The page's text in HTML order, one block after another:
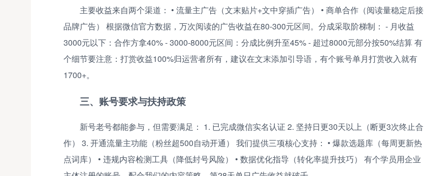
主要收益来自两个渠道： • 流量主广告（文末贴片+文中穿插广告） • 商单合作（阅读量稳定后接
品牌广告） 根据微信官方数据，万次阅读的广告收益在80-300元区间。分成采取阶梯制： - 月收益
3000元以下：合作方拿40% - 3000-8000元区间：分成比例升至45% - 超过8000元部分按50%结算 有
个细节要注意：打赏收益100%归运营者所有，建议在文末添加引导语，有个账号单月打赏收入就有
1700+。
三、账号要求与扶持政策
新号老号都能参与，但需要满足： 1. 已完成微信实名认证 2. 坚持日更30天以上（断更3次终止合
作） 3. 开通流量主功能（粉丝超500自动开通） 我们提供三项核心支持： • 爆款选题库（每周更新热
点词库） • 违规内容检测工具（降低封号风险） • 数据优化指导（转化率提升技巧） 有个学员用企业